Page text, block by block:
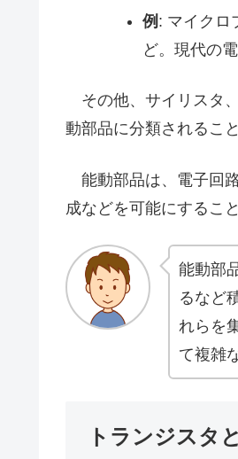
例 : マイクロ
ど。現代の
その他、サイリスタ
動部品に分類されるこ
能動部品は、電子回
成などを可能にするこ
能動部
るなど
れらを
て複雑
トランジスタ